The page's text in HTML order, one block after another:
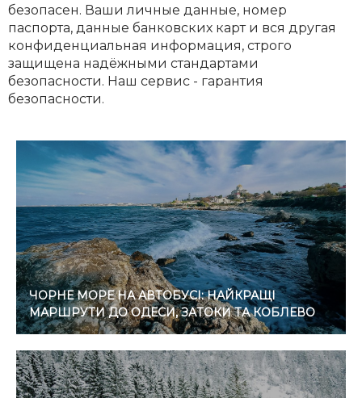
безопасен. Ваши личные данные, номер
паспорта, данные банковских карт и вся другая
конфиденциальная информация, строго
защищена надёжными стандартами
безопасности. Наш сервис - гарантия
безопасности.
ЧОРНЕ МОРЕ НА АВТОБУСІ: НАЙКРАЩІ
МАРШРУТИ ДО ОДЕСИ, ЗАТОКИ ТА КОБЛЕВО